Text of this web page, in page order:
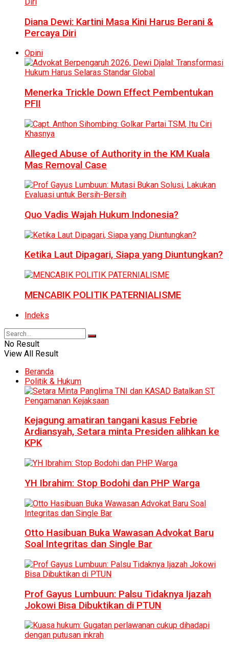
Diana Dewi: Kartini Masa Kini Harus Berani &
Percaya Diri
Opini
Menerka Trickle Down Effect Pembentukan
PFII
Alleged Abuse of Authority in the KM Kuala
Mas Removal Case
Quo Vadis Wajah Hukum Indonesia?
Ketika Laut Dipagari, Siapa yang Diuntungkan?
MENCABIK POLITIK PATERNIALISME
Indeks
No Result
View All Result
Beranda
Politik & Hukum
Kejagung amatiran tangani kasus Febrie
Ardiansyah, Setara minta Presiden alihkan ke
KPK
YH Ibrahim: Stop Bodohi dan PHP Warga
Otto Hasibuan Buka Wawasan Advokat Baru
Soal Integritas dan Single Bar
Prof Gayus Lumbuun: Palsu Tidaknya Ijazah
Jokowi Bisa Dibuktikan di PTUN